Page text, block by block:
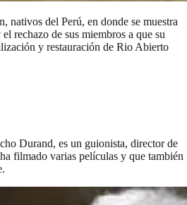
nativos del Perú, en donde se muestra
rechazo de sus miembros a que su
y restauración de Rio Abierto
Durand, es un guionista, director de
filmado varias películas y que también